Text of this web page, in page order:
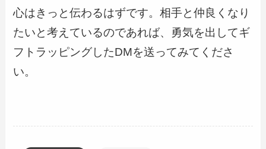
心はきっと伝わるはずです。相手と仲良くなり
たいと考えているのであれば、勇気を出してギ
フトラッピングしたDMを送ってみてくださ
い。